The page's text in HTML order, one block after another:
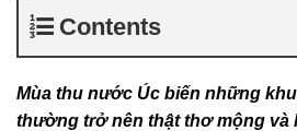
Contents
Mùa thu nước Úc biến những
thường trở nên thật thơ mộng và